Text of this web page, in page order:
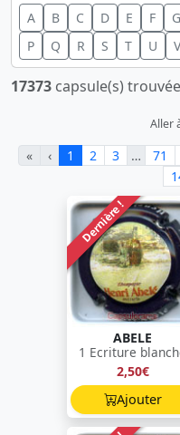
A
B C D E F G
P
Q R S T U V
17373 capsule(s)
Aller
« ‹ 1 2 3 … 71
Dernière !
ABELE
1 Ecriture
2,50€
Ajouter